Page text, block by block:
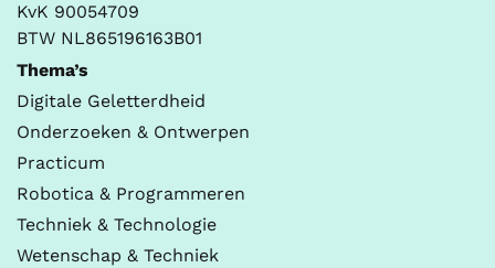
KvK 90054709
BTW NL865196163B01
Thema’s
Digitale Geletterdheid
Onderzoeken & Ontwerpen
Practicum
Robotica & Programmeren
Techniek & Technologie
Wetenschap & Techniek